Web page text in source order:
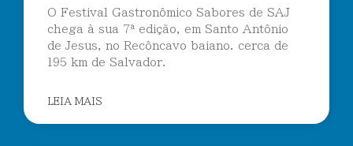
O Festival Gastronômico Sabores de SAJ
chega à sua 7ª edição, em Santo Antônio
de Jesus, no Recôncavo baiano. cerca de
195 km de Salvador.
LEIA MAIS